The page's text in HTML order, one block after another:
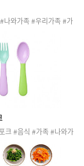
나와가족 #우리가족 #가
저세트
크 #음식 #가족 #나와가
구성원 #식사 #가족식사
젓가락 #포크 #수저세트